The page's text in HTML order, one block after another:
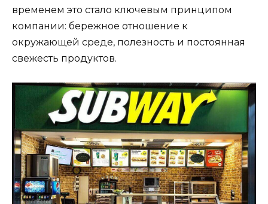
временем это стало ключевым принципом
компании: бережное отношение к
окружающей среде, полезность и постоянная
свежесть продуктов.